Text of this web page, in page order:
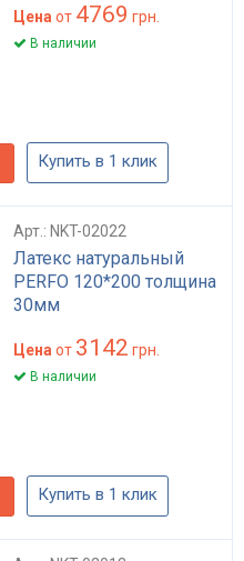
Цена от 4769 грн.
В наличии
Купить в 1 клик
Арт.: NKT-02022
Латекс натуральный
PERFO 120*200 толщина
30мм
Цена от 3142 грн.
В наличии
Купить в 1 клик